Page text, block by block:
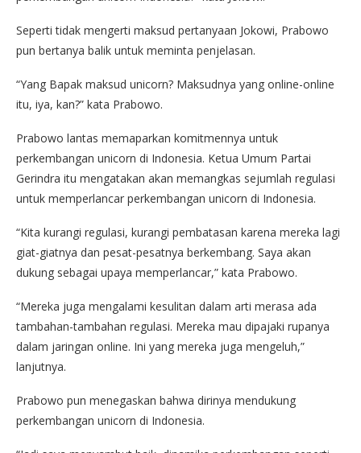
Seperti tidak mengerti maksud pertanyaan Jokowi, Prabowo
pun bertanya balik untuk meminta penjelasan.
“Yang Bapak maksud unicorn? Maksudnya yang online-online
itu, iya, kan?” kata Prabowo.
Prabowo lantas memaparkan komitmennya untuk
perkembangan unicorn di Indonesia. Ketua Umum Partai
Gerindra itu mengatakan akan memangkas sejumlah regulasi
untuk memperlancar perkembangan unicorn di Indonesia.
“Kita kurangi regulasi, kurangi pembatasan karena mereka lagi
giat-giatnya dan pesat-pesatnya berkembang. Saya akan
dukung sebagai upaya memperlancar,” kata Prabowo.
“Mereka juga mengalami kesulitan dalam arti merasa ada
tambahan-tambahan regulasi. Mereka mau dipajaki rupanya
dalam jaringan online. Ini yang mereka juga mengeluh,”
lanjutnya.
Prabowo pun menegaskan bahwa dirinya mendukung
perkembangan unicorn di Indonesia.